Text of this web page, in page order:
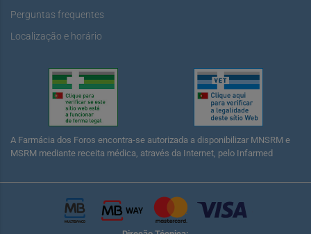
Perguntas frequentes
Localização e horário
A Farmácia dos Foros encontra-se autorizada a disponibilizar MNSRM e
MSRM mediante receita médica, através da Internet, pelo Infarmed